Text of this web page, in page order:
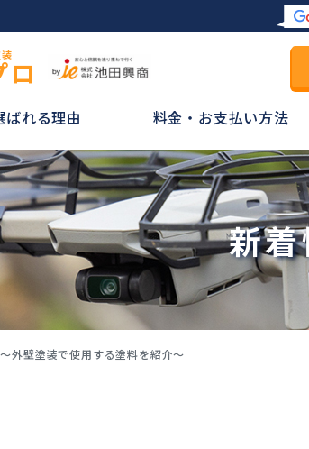
ばれる理由 料金・お支払い方法
新
外壁塗装で使用する塗料を紹介～